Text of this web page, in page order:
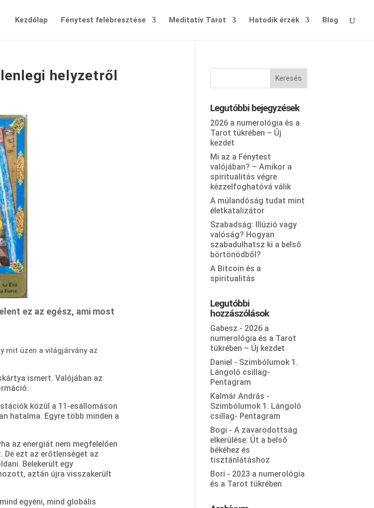
Kezdőlap Fénytest felébresztése Meditatív Tarot Hatodik érzék Blog
helyzetről
ez az egész, ami most
mit üzen a világjárvány az
ismert. Valójában az
közül a 11-esállomáson
hatalma. Egyre több minden a
az energiát nem megfelelően
De ezt az erőtlenséget az
Belekerült egy
aztán újra visszakerült
egyéni, mind globális
Legutóbbi bejegyzések
2026 a numerológia és a
Tarot tükrében – Új
kezdet
Mi az a Fénytest
valójában? – Amikor a
spiritualitás végre
kézzelfoghatóvá válik
A múlandóság tudat mint
életkatalizátor
Szabadság: Illúzió vagy
valóság? Hogyan
szabadulhatsz ki a belső
börtönödből?
A Bitcoin és a
spiritualitás
Legutóbbi
hozzászólások
Gabesz - 2026 a
numerológia és a Tarot
tükrében – Új kezdet
Daniel - Szimbólumok 1.
Lángoló csillag-
Pentagram
Kalmár András -
Szimbólumok 1. Lángoló
csillag- Pentagram
Bogi -A zavarodottság
elkerülése: Út a belső
békéhez és
tisztánlátáshoz
Bori - 2023 a numerológia
és a Tarot tükrében